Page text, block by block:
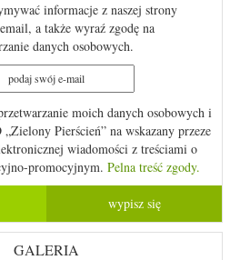
informacje z naszej strony
a także wyraź zgodę na
danych osobowych.
moich danych osobowych i
Pierścień” na wskazany przeze
wiadomości z treściami o
promocyjnym. Pelna treść zgody.
GALERIA